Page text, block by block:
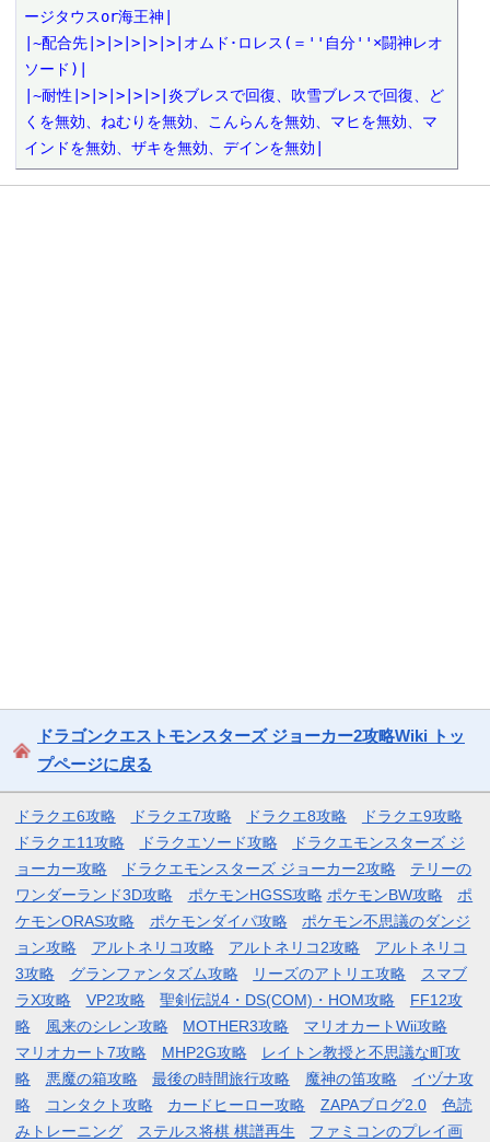
ージタウスor海王神|
|~配合先|>|>|>|>|>|オムド･ロレス(＝''自分''×闘神レオ
ソード)|
|~耐性|>|>|>|>|>|炎ブレスで回復、吹雪ブレスで回復、ど
くを無効、ねむりを無効、こんらんを無効、マヒを無効、マ
インドを無効、ザキを無効、デインを無効|
ドラゴンクエストモンスターズ ジョーカー2攻略Wiki トッ
プページに戻る
ドラクエ6攻略 ドラクエ7攻略 ドラクエ8攻略
ドラクエ9攻略
ドラクエ11攻略
ドラクエソード攻略
ドラクエモンスターズ ジ
ョーカー攻略
ドラクエモンスターズ ジョーカー2攻略
テリーの
ワンダーランド3D攻略
ポケモンHGSS攻略 ポケモンBW攻略
ポ
ケモンORAS攻略
ポケモンダイパ攻略
ポケモン不思議のダンジ
ョン攻略
アルトネリコ攻略 アルトネリコ2攻略
アルトネリコ
3攻略
グランファンタズム攻略 リーズのアトリエ攻略
スマブ
ラX攻略
VP2攻略 聖剣伝説4・DS(COM)・HOM攻略
FF12攻
略
風来のシレン攻略 MOTHER3攻略
マリオカートWii攻略
マリオカート7攻略
MHP2G攻略
レイトン教授と不思議な町攻
略
悪魔の箱攻略 最後の時間旅行攻略 魔神の笛攻略
イヅナ攻
略
コンタクト攻略 カードヒーロー攻略 ZAPAブログ2.0
色読
みトレーニング
ステルス将棋 棋譜再生 ファミコンのプレイ画